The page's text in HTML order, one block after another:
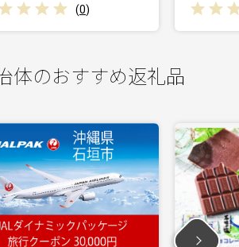
(0)
体のおすすめ返礼品